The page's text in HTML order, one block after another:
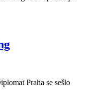
Praha se sešlo